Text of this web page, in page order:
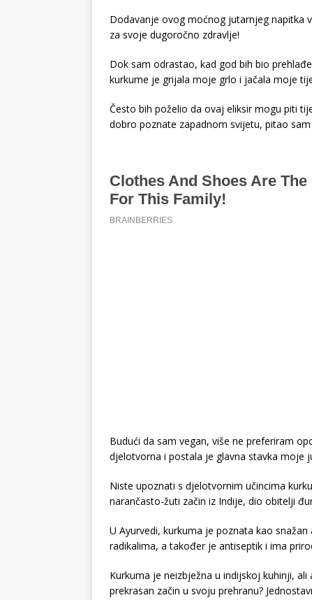
Dodavanje ovog moćnog jutarnjeg napitka
za svoje dugoročno zdravlje!
Dok sam odrastao, kad god bih bio
kurkume je grijala moje grlo i jačala moje
Često bih poželio da ovaj eliksir mogu piti
dobro poznate zapadnom svijetu, pitao
Budući da sam vegan, više ne preferiram
djelotvorna i postala je glavna stavka moje
Niste upoznati s djelotvornim učincima
narančasto-žuti začin iz Indije, dio obitelji
U Ayurvedi, kurkuma je poznata kao
radikalima, a također je antiseptik i ima
Kurkuma je neizbježna u indijskoj kuhinji,
prekrasan začin u svoju prehranu?